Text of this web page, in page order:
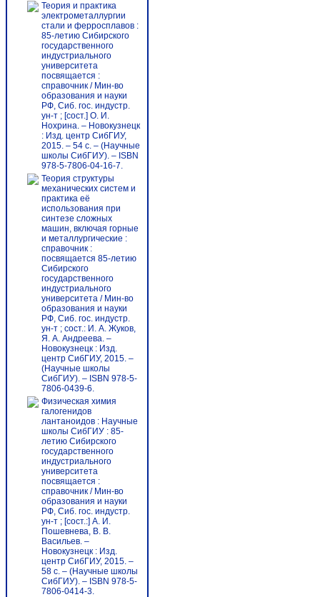
Теория и практика
электрометаллургии
стали и ферросплавов :
85-летию Сибирского
государственного
индустриального
университета
посвящается :
справочник / Мин-во
образования и науки
РФ, Сиб. гос. индустр.
ун-т ; [сост.] О. И.
Нохрина. – Новокузнецк
: Изд. центр СибГИУ,
2015. – 54 с. – (Научные
школы СибГИУ). – ISBN
978-5-7806-04-16-7.
Теория структуры
механических систем и
практика её
использования при
синтезе сложных
машин, включая горные
и металлургические :
справочник :
посвящается 85-летию
Сибирского
государственного
индустриального
университета / Мин-во
образования и науки
РФ, Сиб. гос. индустр.
ун-т ; сост.: И. А. Жуков,
Я. А. Андреева. –
Новокузнецк : Изд.
центр СибГИУ, 2015. –
(Научные школы
СибГИУ). – ISBN 978-5-
7806-0439-6.
Физическая химия
галогенидов
лантаноидов : Научные
школы СибГИУ : 85-
летию Сибирского
государственного
индустриального
университета
посвящается :
справочник / Мин-во
образования и науки
РФ, Сиб. гос. индустр.
ун-т ; [сост.:] А. И.
Пошевнева, В. В.
Васильев. –
Новокузнецк : Изд.
центр СибГИУ, 2015. –
58 с. – (Научные школы
СибГИУ). – ISBN 978-5-
7806-0414-3.